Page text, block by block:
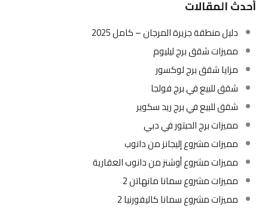
أحدث المقالات
دليل منطقة جزيرة المرجان – كامل 2025
مميزات شقق برج ليليوم
مزايا شقق برج لوكسور
شقق للبيع في برج فولجا
شقق للبيع في برج ريد سكوير
مميزات برج الحبتور في دبي
مميزات مشروع إليجانز من دانوب
مميزات مشروع أوشنز من دانوب العقارية
مميزات مشروع سمانا مانهاتن 2
مميزات مشروع سمانا كاليفورنيا 2